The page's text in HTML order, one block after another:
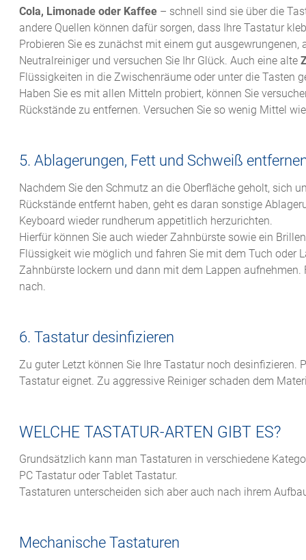
Cola, Limonade oder Kaffee – schnell sind sie über die
andere Quellen können dafür sorgen, dass Ihre Tastatur
Probieren Sie es zunächst mit einem gut
Neutralreiniger und versuchen Sie Ihr Glück. Auch eine alte
Flüssigkeiten in die Zwischenräume oder unter die Tasten
Haben Sie es mit allen Mitteln probiert, können Sie
Rückstände zu entfernen. Versuchen Sie so wenig Mittel
5. Ablagerungen, Fett und Schweiß
Nachdem Sie den Schmutz an die Oberfläche geholt, sich
Rückstände entfernt haben, geht es daran sonstige
Keyboard wieder rundherum appetitlich herzurichten.
Hierfür können Sie auch wieder Zahnbürste sowie ein
Flüssigkeit wie möglich und fahren Sie mit dem Tuch oder
Zahnbürste lockern und dann mit dem Lappen
nach.
6. Tastatur desinfizieren
Zu guter Letzt können Sie Ihre Tastatur noch
Tastatur eignet. Zu aggressive Reiniger schaden dem
WELCHE TASTATUR-ARTEN GIBT ES?
Grundsätzlich kann man Tastaturen in verschiedene
PC Tastatur oder Tablet Tastatur.
Tastaturen unterscheiden sich aber auch nach ihrem
Mechanische Tastaturen